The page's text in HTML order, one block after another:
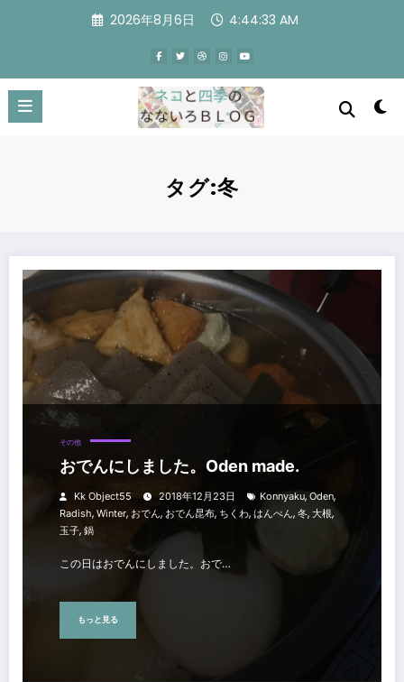
ツ
へ
キ
2026年8月6日 4:44:33 AM
タグ:冬
おでんにしました。Oden made.
その他
おでんにしました。Oden made.
Kk Object55 2018年12月23日 Konnyaku,Oden,
Radish, Winter, おでん, おでん昆布, ちくわ, はんぺん, 冬, 大根,
玉子, 鍋
この日はおでんにしました。おで…
もっと見る